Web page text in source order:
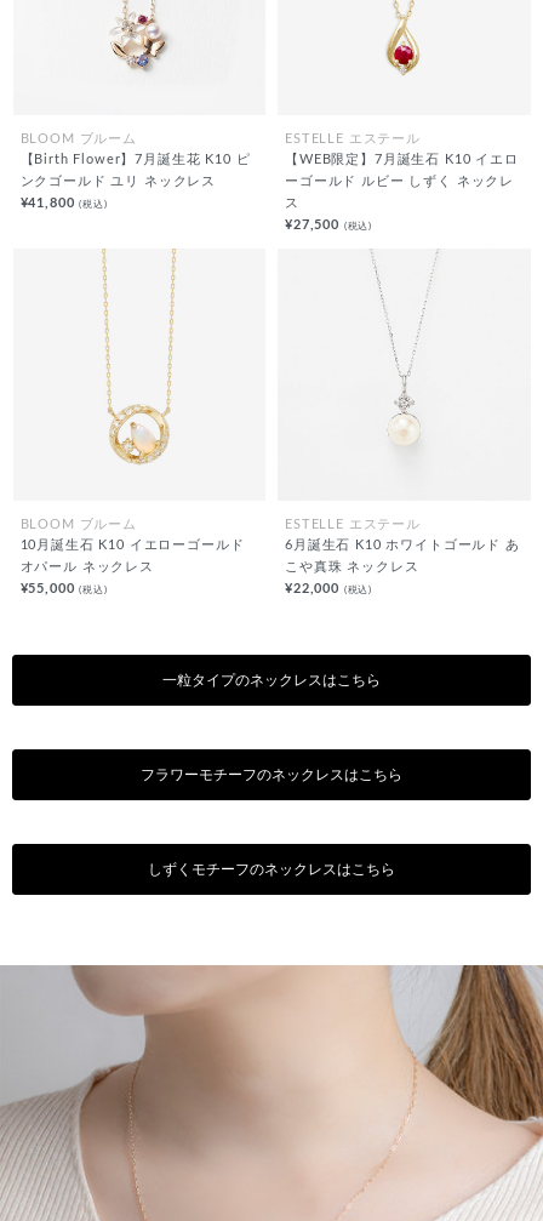
BLOOM ブルーム
【Birth Flower】7月誕生花 K10 ピ
ンクゴールド ユリ ネックレス
¥41,800(税込)
ESTELLE エステール
【WEB限定】7月誕生石 K10 イエロ
ーゴールド ルビー しずく ネックレ
ス
¥27,500 (税込)
BLOOM ブルーム
10月誕生石 K10 イエローゴールド
オパール ネックレス
¥55,000(税込)
ESTELLE エステール
6月誕生石 K10 ホワイトゴールド あ
こや真珠 ネックレス
¥22,000 (税込)
一粒タイプのネックレスはこちら
フラワーモチーフのネックレスはこちら
しずくモチーフのネックレスはこちら